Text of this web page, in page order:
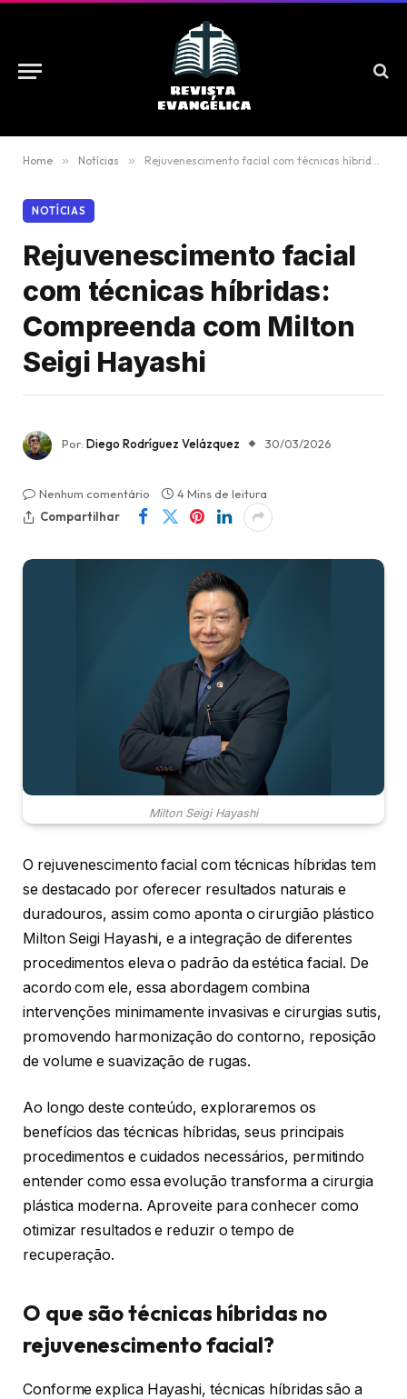
Home » Notícias » Rejuvenescimento facial com técnicas híbridas: Compreenda com Milton Seigi Hayashi
NOTÍCIAS
Rejuvenescimento facial
com técnicas híbridas:
Compreenda com Milton
Seigi Hayashi
Por: Diego Rodríguez Velázquez 30/03/2026
Nenhum comentário
4 Mins de leitura
Compartilhar
Milton Seigi Hayashi
O rejuvenescimento facial com técnicas híbridas tem
se destacado por oferecer resultados naturais e
duradouros, assim como aponta o cirurgião plástico
Milton Seigi Hayashi, e a integração de diferentes
procedimentos eleva o padrão da estética facial. De
acordo com ele, essa abordagem combina
intervenções minimamente invasivas e cirurgias sutis,
promovendo harmonização do contorno, reposição
de volume e suavização de rugas.
Ao longo deste conteúdo, exploraremos os
benefícios das técnicas híbridas, seus principais
procedimentos e cuidados necessários, permitindo
entender como essa evolução transforma a cirurgia
plástica moderna. Aproveite para conhecer como
otimizar resultados e reduzir o tempo de
recuperação.
O que são técnicas híbridas no
rejuvenescimento facial?
Conforme explica Hayashi, técnicas híbridas são a